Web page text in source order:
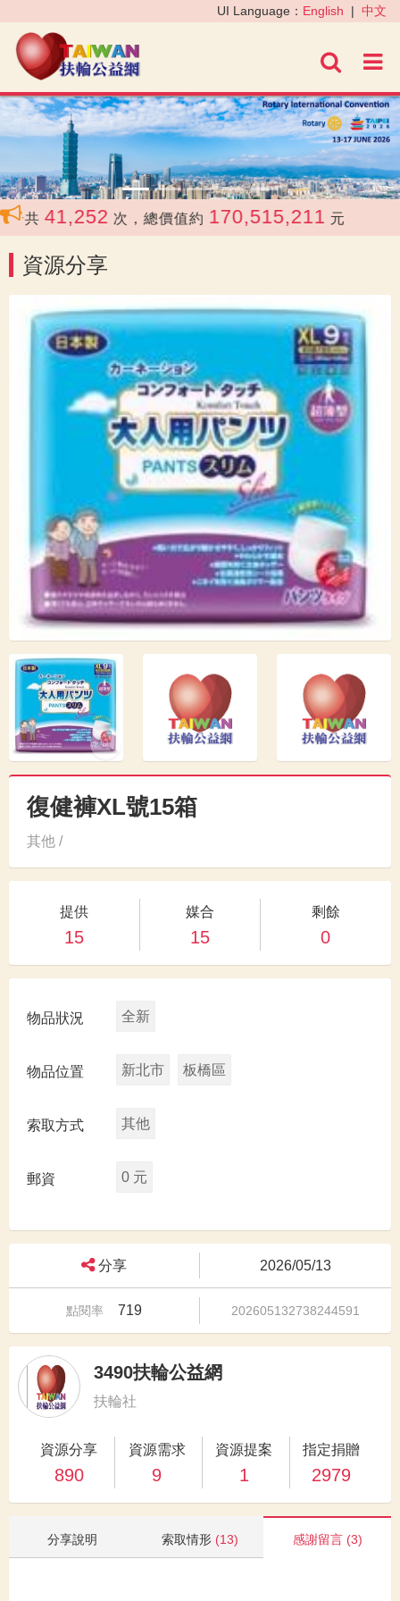
進階
UI Language： English | 中文
‹ ›
41,252 次，總價值約 170,515,211 元
資源分享
復健褲XL號15箱
其他 /
提供
15
媒合
15
剩餘
0
物品狀況 全新
物品位置 新北市 板橋區
索取方式 其他
郵資 0 元
分享 2026/05/13
點閱率 719 202605132738244591
3490扶輪公益網
扶輪社
資源分享
890
資源需求
9
資源提案
1
指定捐贈
2979
分享說明 索取情形 (13) 感謝留言 (3)